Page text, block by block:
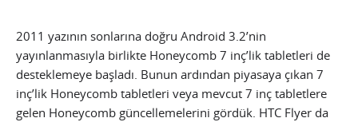
2011 yazının sonlarına doğru Android 3.2’nin
yayınlanmasıyla birlikte Honeycomb 7 inç’lik tabletleri de
desteklemeye başladı. Bunun ardından piyasaya çıkan 7
inç’lik Honeycomb tabletleri veya mevcut 7 inç tabletlere
gelen Honeycomb güncellemelerini gördük. HTC Flyer da